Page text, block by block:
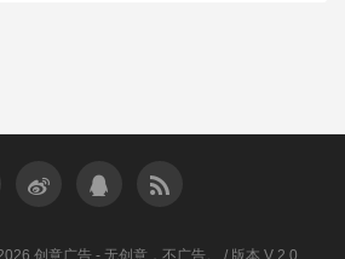
创意广告 - 无创意，不广告。 / 版本 V 2.0